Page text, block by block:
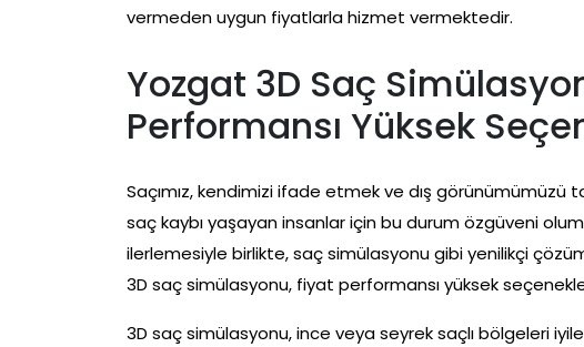
vermeden uygun fiyatlarla hizmet vermektedir.
Yozgat 3D Saç
Performansı Yüksek
Saçımız, kendimizi ifade etmek ve dış
saç kaybı yaşayan insanlar için bu durum özgüveni
ilerlemesiyle birlikte, saç simülasyonu gibi yenilikçi
3D saç simülasyonu, fiyat performansı yüksek
3D saç simülasyonu, ince veya seyrek saçlı bölgeleri